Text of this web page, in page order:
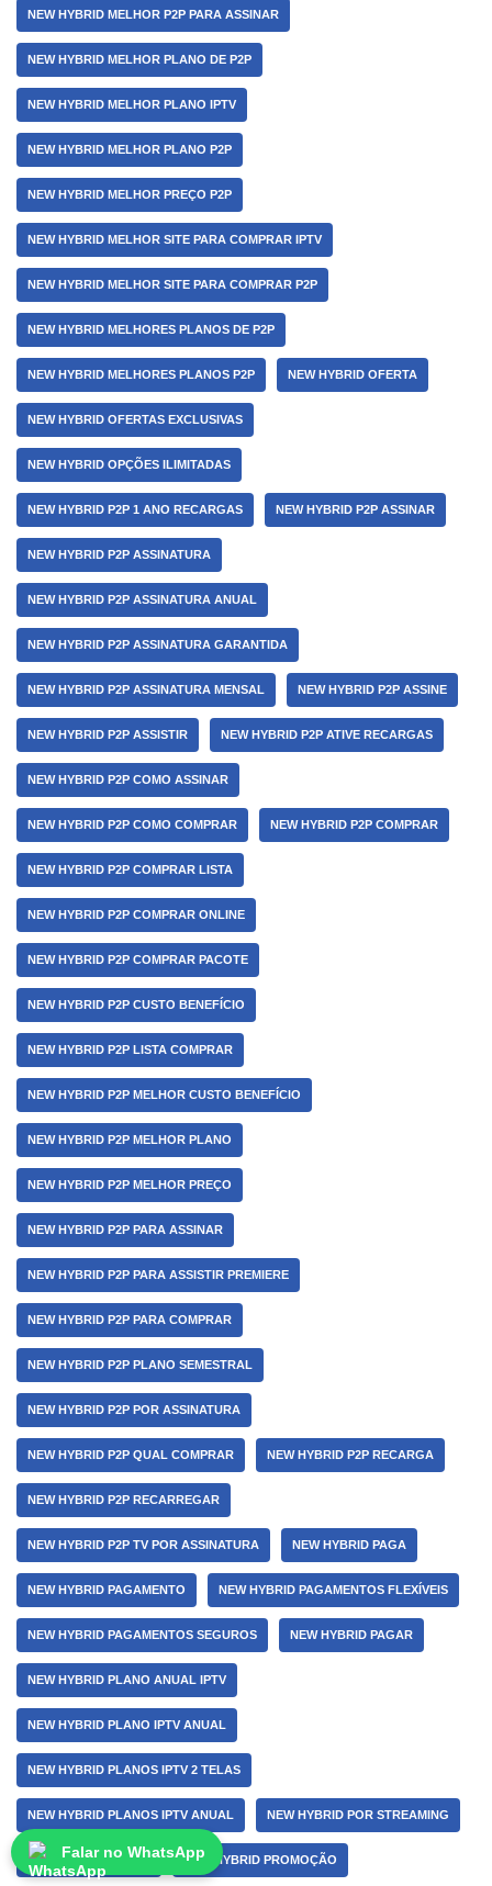
NEW HYBRID MELHOR P2P PARA ASSINAR
NEW HYBRID MELHOR PLANO DE P2P
NEW HYBRID MELHOR PLANO IPTV
NEW HYBRID MELHOR PLANO P2P
NEW HYBRID MELHOR PREÇO P2P
NEW HYBRID MELHOR SITE PARA COMPRAR IPTV
NEW HYBRID MELHOR SITE PARA COMPRAR P2P
NEW HYBRID MELHORES PLANOS DE P2P
NEW HYBRID MELHORES PLANOS P2P NEW HYBRID OFERTA
NEW HYBRID OFERTAS EXCLUSIVAS
NEW HYBRID OPÇÕES ILIMITADAS
NEW HYBRID P2P 1 ANO RECARGAS NEW HYBRID P2P ASSINAR
NEW HYBRID P2P ASSINATURA
NEW HYBRID P2P ASSINATURA ANUAL
NEW HYBRID P2P ASSINATURA GARANTIDA
NEW HYBRID P2P ASSINATURA MENSAL NEW HYBRID P2P ASSINE
NEW HYBRID P2P ASSISTIR NEW HYBRID P2P ATIVE RECARGAS
NEW HYBRID P2P COMO ASSINAR
NEW HYBRID P2P COMO COMPRAR NEW HYBRID P2P COMPRAR
NEW HYBRID P2P COMPRAR LISTA
NEW HYBRID P2P COMPRAR ONLINE
NEW HYBRID P2P COMPRAR PACOTE
NEW HYBRID P2P CUSTO BENEFÍCIO
NEW HYBRID P2P LISTA COMPRAR
NEW HYBRID P2P MELHOR CUSTO BENEFÍCIO
NEW HYBRID P2P MELHOR PLANO
NEW HYBRID P2P MELHOR PREÇO
NEW HYBRID P2P PARA ASSINAR
NEW HYBRID P2P PARA ASSISTIR PREMIERE
NEW HYBRID P2P PARA COMPRAR
NEW HYBRID P2P PLANO SEMESTRAL
NEW HYBRID P2P POR ASSINATURA
NEW HYBRID P2P QUAL COMPRAR NEW HYBRID P2P RECARGA
NEW HYBRID P2P RECARREGAR
NEW HYBRID P2P TV POR ASSINATURA NEW HYBRID PAGA
NEW HYBRID PAGAMENTO NEW HYBRID PAGAMENTOS FLEXÍVEIS
NEW HYBRID PAGAMENTOS SEGUROS NEW HYBRID PAGAR
NEW HYBRID PLANO ANUAL IPTV
NEW HYBRID PLANO IPTV ANUAL
NEW HYBRID PLANOS IPTV 2 TELAS
NEW HYBRID PLANOS IPTV ANUAL NEW HYBRID POR STREAMING
NEW HYBRID PREÇO NEW HYBRID PROMOÇÃO
Falar no WhatsApp